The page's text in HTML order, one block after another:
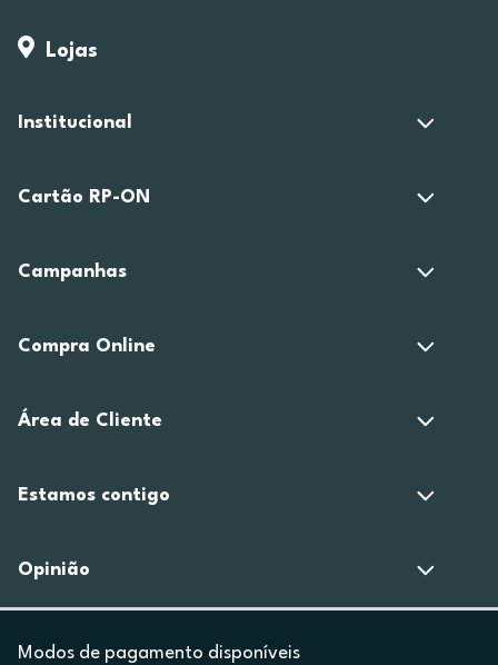
Lojas
Institucional
Cartão RP-ON
Campanhas
Compra Online
Área de Cliente
Estamos contigo
Opinião
Modos de pagamento disponíveis